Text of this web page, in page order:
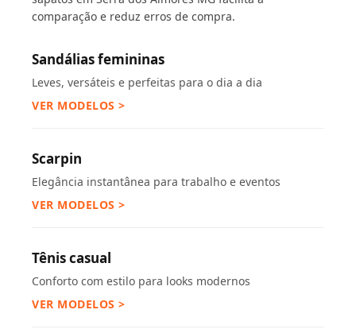
comparação e reduz erros de compra.
Sandálias femininas
Leves, versáteis e perfeitas para o dia a dia
VER MODELOS >
Scarpin
Elegância instantânea para trabalho e eventos
VER MODELOS >
Tênis casual
Conforto com estilo para looks modernos
VER MODELOS >